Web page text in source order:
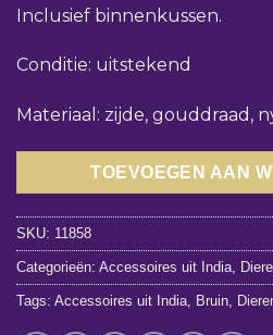
Inclusief binnenkussen.
Conditie: uitstekend
Materiaal: zijde, gouddraad,
TOEVOEGEN AAN
SKU: 11858
Categorieën: Accessoires uit India
Tags: Accessoires uit India Bruin